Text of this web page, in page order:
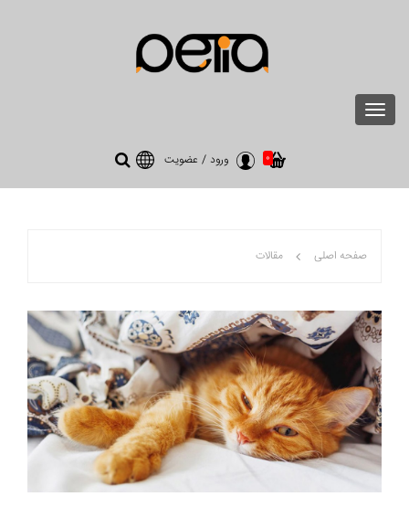
Toggle
navigation
0 ورود / عضویت
صفحه اصلی مقالات